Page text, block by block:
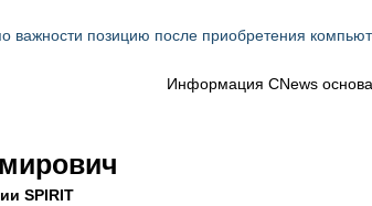
позицию после приобретения
Информация CNews
SPIRIT